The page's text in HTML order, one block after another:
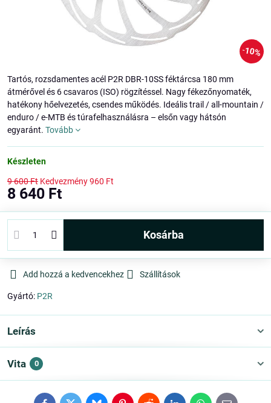
10%
Tartós, rozsdamentes acél P2R DBR-10SS féktárcsa 180 mm
átmérővel és 6 csavaros (ISO) rögzítéssel. Nagy fékezőnyomaték,
hatékony hőelvezetés, csendes működés. Ideális trail / all-mountain /
enduro / e-MTB és túrafelhasználásra – elsőn vagy hátsón
egyaránt. Tovább
Készleten
9 600 Ft Kedvezmény960 Ft
8 640 Ft
kosárba
Add hozzá a kedvencekhez Szállítások
Gyártó: P2R
Leírás
Vita 0